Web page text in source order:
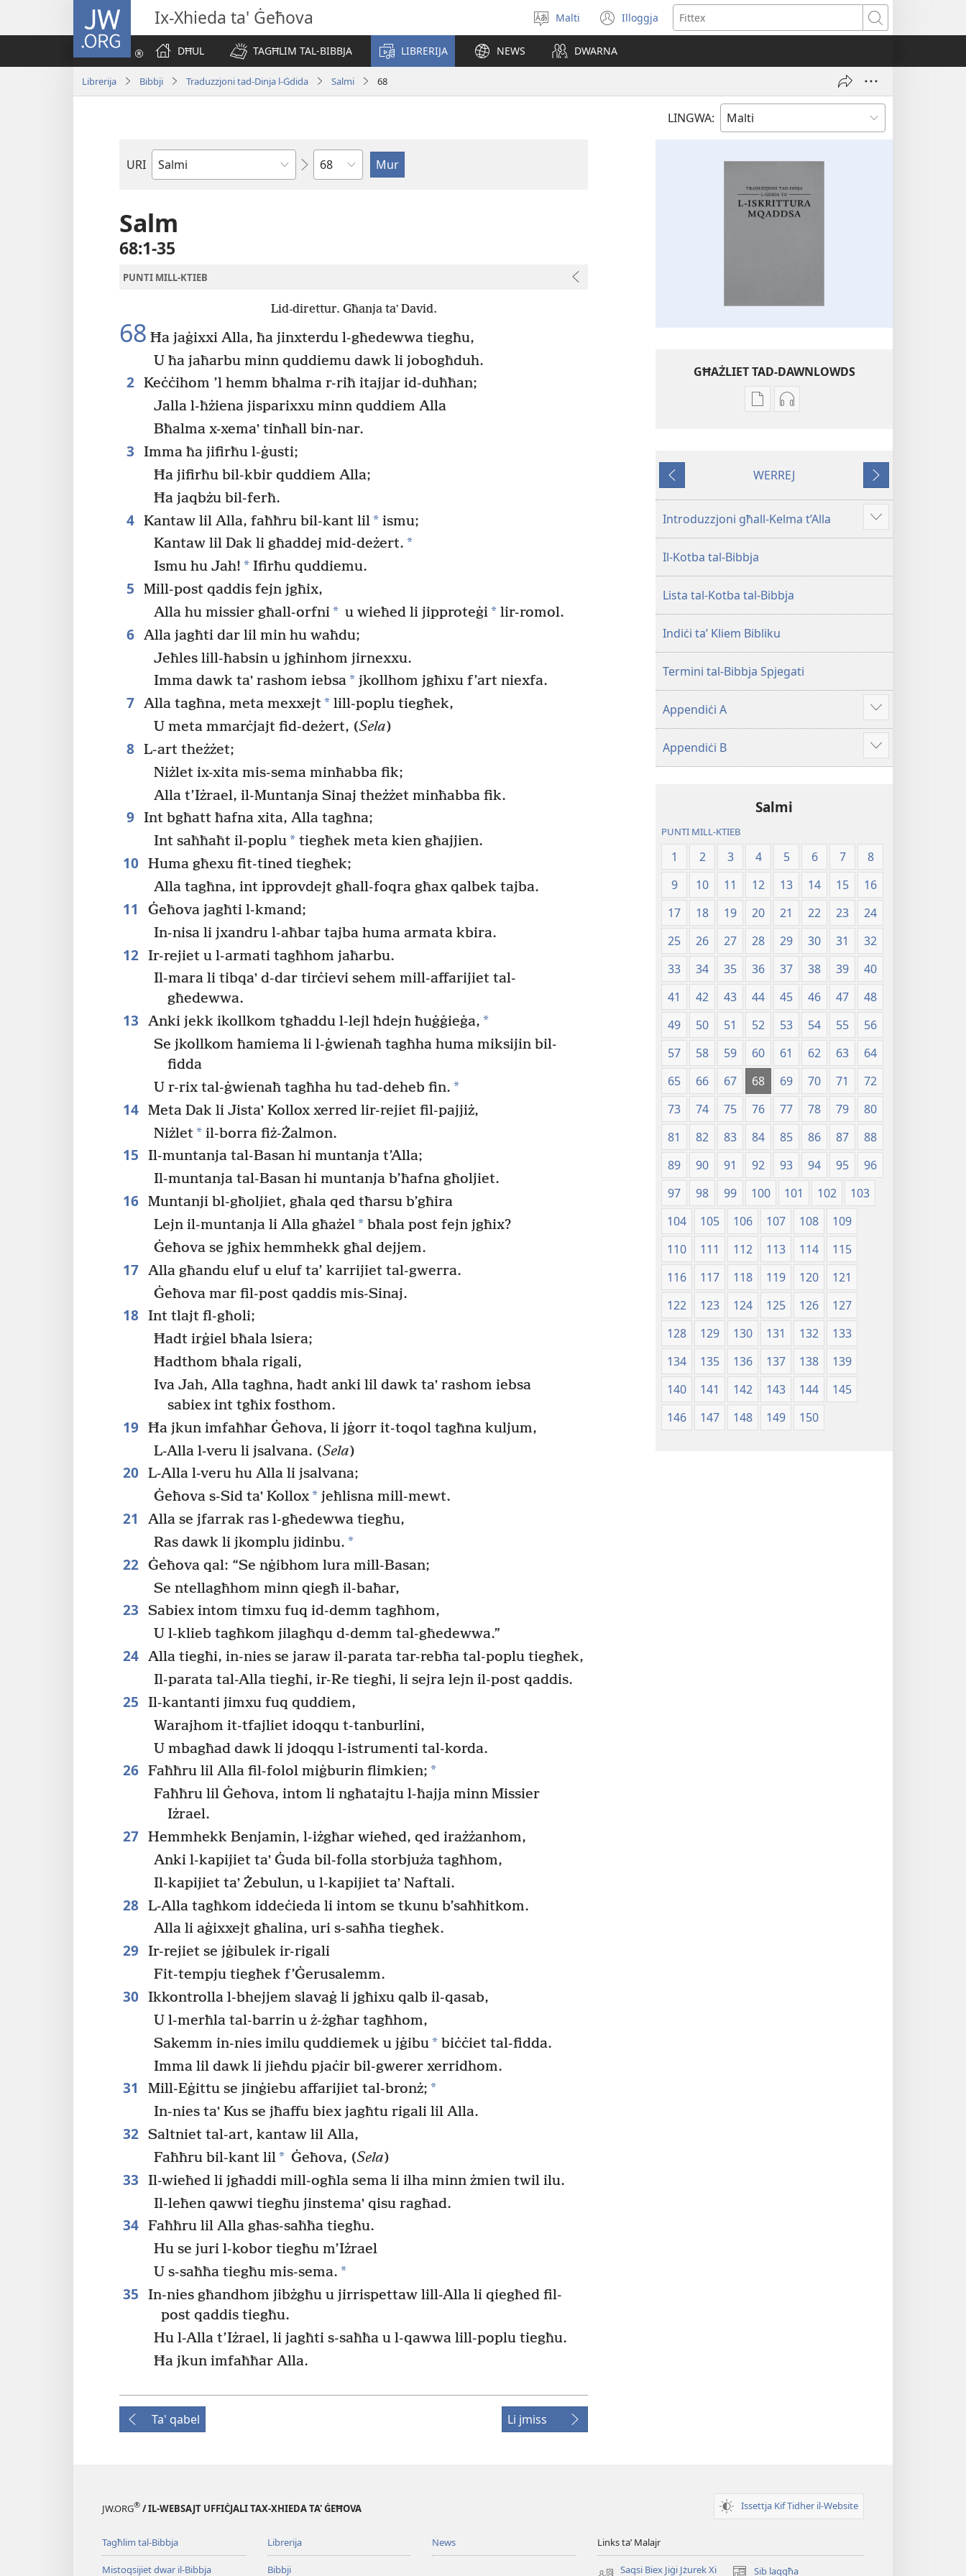
JW.ORG Ix-Xhieda ta' Ġeħova
Agħżel
il-
lingwa
Malti Illoggja
(opens
new
Fittex
DĦUL
TAGĦLIM TAL-BIBBJA LIBRERIJA NEWS DWARNA
Librerija Bibbji Traduzzjoni tad-Dinja l-Ġdida Salmi 68
LINGWA:
URI
Ktieb
Bibbja
Kapitlu
Salm
68:1-35
PUNTI MILL-KTIEB
Lid-direttur. Għanja taʼ David.
68 Ħa jaġixxi Alla, ħa jinxterdu l-għedewwa tiegħu,
U ħa jaħarbu minn quddiemu dawk li jobogħduh.
2 Keċċihom ’l hemm bħalma r-riħ itajjar id-duħħan;
Jalla l-ħżiena jisparixxu minn quddiem Alla
Bħalma x-xemaʼ tinħall bin-nar.
3
Imma ħa jifirħu l-ġusti;
Ħa jifirħu bil-kbir quddiem Alla;
Ħa jaqbżu bil-ferħ.
4 Kantaw lil Alla, faħħru bil-kant lil*ismu;
Kantaw lil Dak li għaddej mid-deżert. *
Ismu hu Jah! * Ifirħu quddiemu.
5
Mill-post qaddis fejn jgħix,
Alla hu missier għall-orfni* u wieħed li jipproteġi* lir-romol.
6 Alla jagħti dar lil min hu waħdu;
Jeħles lill-ħabsin u jgħinhom jirnexxu.
Imma dawk taʼ rashom iebsa* jkollhom jgħixu f’art niexfa.
7 Alla tagħna, meta mexxejt*lill-poplu tiegħek,
U meta mmarċjajt fid-deżert, (Sela)
8 L-art theżżet;
Niżlet ix-xita mis-sema minħabba fik;
Alla t’Iżrael, il-Muntanja Sinaj theżżet minħabba fik.
9 Int bgħatt ħafna xita, Alla tagħna;
Int saħħaħt il-poplu* tiegħek meta kien għajjien.
10 Huma għexu fit-tined tiegħek;
Alla tagħna, int ipprovdejt għall-foqra għax qalbek tajba.
11
Ġeħova jagħti l-kmand;
In-nisa li jxandru l-aħbar tajba huma armata kbira.
12 Ir-rejiet u l-armati tagħhom jaħarbu.
Il-mara li tibqaʼ d-dar tirċievi sehem mill-affarijiet tal-
għedewwa.
13 Anki jekk ikollkom tgħaddu l-lejl ħdejn ħuġġieġa, *
Se jkollkom ħamiema li l-ġwienaħ tagħha huma miksijin bil-
fidda
U r-rix tal-ġwienaħ tagħha hu tad-deheb fin. *
14 Meta Dak li Jistaʼ Kollox xerred lir-rejiet fil-pajjiż,
Niżlet* il-borra fiż-Żalmon.
15
Il-muntanja tal-Basan hi muntanja t’Alla;
Il-muntanja tal-Basan hi muntanja b’ħafna għoljiet.
16 Muntanji bl-għoljiet, għala qed tħarsu b’għira
Lejn il-muntanja li Alla għażel* bħala post fejn jgħix?
Ġeħova se jgħix hemmhekk għal dejjem.
17 Alla għandu eluf u eluf ta’ karrijiet tal-gwerra.
Ġeħova mar fil-post qaddis mis-Sinaj.
18 Int tlajt fl-għoli;
Ħadt irġiel bħala lsiera;
Ħadthom bħala rigali,
Iva Jah, Alla tagħna, ħadt anki lil dawk taʼ rashom iebsa
sabiex int tgħix fosthom.
19 Ħa jkun imfaħħar Ġeħova, li jġorr it-toqol tagħna kuljum,
L-Alla l-veru li jsalvana. (Sela)
20 L-Alla l-veru hu Alla li jsalvana;
Ġeħova s-Sid taʼ Kollox* jeħlisna mill-mewt.
21
Alla se jfarrak ras l-għedewwa tiegħu,
Ras dawk li jkomplu jidinbu. *
22 Ġeħova qal: “Se nġibhom lura mill-Basan;
Se ntellagħhom minn qiegħ il-baħar,
23
Sabiex intom timxu fuq id-demm tagħhom,
U l-klieb tagħkom jilagħqu d-demm tal-għedewwa.”
24 Alla tiegħi, in-nies se jaraw il-parata tar-rebħa tal-poplu tiegħek,
Il-parata tal-Alla tiegħi, ir-Re tiegħi, li sejra lejn il-post qaddis.
25
Il-kantanti jimxu fuq quddiem,
Warajhom it-tfajliet idoqqu t-tanburlini,
U mbagħad dawk li jdoqqu l-istrumenti tal-korda.
26 Faħħru lil Alla fil-folol miġburin flimkien; *
Faħħru lil Ġeħova, intom li ngħatajtu l-ħajja minn Missier
Iżrael.
27 Hemmhekk Benjamin, l-iżgħar wieħed, qed irażżanhom,
Anki l-kapijiet taʼ Ġuda bil-folla storbjuża tagħhom,
Il-kapijiet taʼ Żebulun, u l-kapijiet taʼ Naftali.
28 L-Alla tagħkom iddeċieda li intom se tkunu b’saħħitkom.
Alla li aġixxejt għalina, uri s-saħħa tiegħek.
29 Ir-rejiet se jġibulek ir-rigali
Fit-tempju tiegħek f’Ġerusalemm.
30 Ikkontrolla l-bhejjem slavaġ li jgħixu qalb il-qasab,
U l-merħla tal-barrin u ż-żgħar tagħhom,
Sakemm in-nies imilu quddiemek u jġibu* biċċiet tal-fidda.
Imma lil dawk li jieħdu pjaċir bil-gwerer xerridhom.
31 Mill-Eġittu se jinġiebu affarijiet tal-bronż; *
In-nies taʼ Kus se jħaffu biex jagħtu rigali lil Alla.
32 Saltniet tal-art, kantaw lil Alla,
Faħħru bil-kant lil* Ġeħova, (Sela)
33
Il-wieħed li jgħaddi mill-ogħla sema li ilha minn żmien twil ilu.
Il-leħen qawwi tiegħu jinstemaʼ qisu ragħad.
34 Faħħru lil Alla għas-saħħa tiegħu.
Hu se juri l-kobor tiegħu m’Iżrael
U s-saħħa tiegħu mis-sema. *
35
In-nies għandhom jibżgħu u jirrispettaw lill-Alla li qiegħed fil-
post qaddis tiegħu.
Hu l-Alla t’Iżrael, li jagħti s-saħħa u l-qawwa lill-poplu tiegħu.
Ħa jkun imfaħħar Alla.
Ta' qabel Li jmiss
GĦAŻLIET TAD-DAWNLOWDS
Għażliet
pubblikazzjonijiet
Traduzzjoni
tad-
l-
Ġdida
taʼ
l-
Iskrittura
Mqaddsa
(Reviżjoni
tal-
Għażliet
rikordings
awdjo
Traduzzjoni
l-
Ġdida
taʼ
Iskrittura
Mqaddsa
(Reviżjoni
Ta'
qabel
WERREJ
Li
jmiss
Introduzzjoni għall-Kelma t’Alla
Show
more
Il-Kotba tal-Bibbja
Lista tal-Kotba tal-Bibbja
Indiċi taʼ Kliem Bibliku
Termini tal-Bibbja Spjegati
Appendiċi A
Show
more
Appendiċi B
Show
more
Salmi
PUNTI MILL-KTIEB
1 2 3 4 5 6 7
8
9
10 11 12 13 14 15
16
17
18 19 20 21 22 23
24
25
26 27 28 29 30 31
32
33
34 35 36 37 38 39
40
41
42 43 44 45 46 47
48
49
50 51 52 53 54 55
56
57
58 59 60 61 62 63
64
65
66 67 68 69 70 71
72
73
74 75 76 77 78 79
80
81
82 83 84 85 86 87
88
89
90 91 92 93 94 95
96
97
98 99 100 101 102
103
104
105 106 107 108
109
110
111 112 113 114
115
116
117 118 119 120
121
122
123 124 125 126
127
128
129 130 131 132
133
134
135 136 137 138
139
140
141 142 143 144
145
146
147 148 149 150
JW.ORG® / IL-WEBSAJT UFFIĊJALI TAX-XHIEDA TA' ĠEĦOVA Issettja Kif Tidher il-Website
Tagħlim tal-Bibbja
Mistoqsijiet dwar il-Bibbja
Librerija
Bibbji
News Links taʼ Malajr
Saqsi Biex Jiġi Jżurek Xi Sib laqgħa